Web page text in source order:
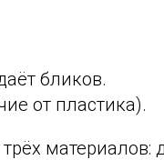
бликов.
от пластика).
материалов: